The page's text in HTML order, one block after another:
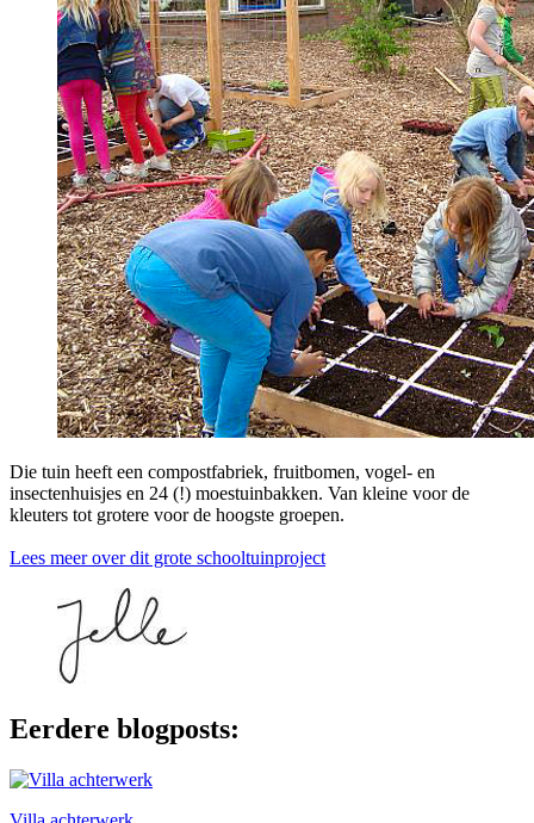
Die tuin heeft een compostfabriek, fruitbomen, vogel- en
insectenhuisjes en 24 (!) moestuinbakken. Van kleine voor de
kleuters tot grotere voor de hoogste groepen.
Lees meer over dit grote schooltuinproject
Eerdere blogposts: